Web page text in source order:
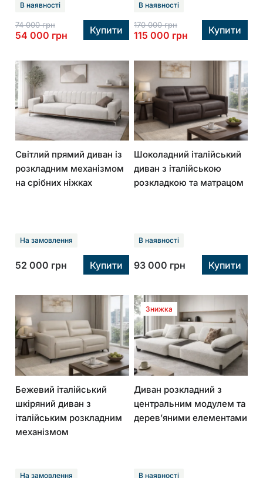
В наявності
74 000грн
54 000 грн Купити
В наявності
170 000грн
115 000 грн Купити
Світлий прямий диван із
розкладним механізмом
на срібних ніжках
На замовлення
52 000 грн Купити
Шоколадний італійський
диван з італійською
розкладкою та матрацом
В наявності
93 000 грн Купити
Бежевий італійський
шкіряний диван з
італійським розкладним
механізмом
На замовлення
Знижка
Диван розкладний з
центральним модулем та
дерев’яними елементами
В наявності